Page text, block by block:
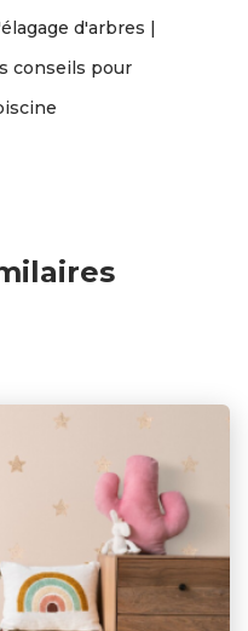
d'arbres |
conseils pour